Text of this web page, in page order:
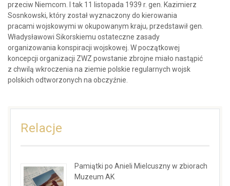
przeciw Niemcom. I tak 11 listopada 1939 r. gen. Kazimierz
Sosnkowski, który został wyznaczony do kierowania
pracami wojskowymi w okupowanym kraju, przedstawił gen.
Władysławowi Sikorskiemu ostateczne zasady
organizowania konspiracji wojskowej. W początkowej
koncepcji organizacji ZWZ powstanie zbrojne miało nastąpić
z chwilą wkroczenia na ziemie polskie regularnych wojsk
polskich odtworzonych na obczyźnie.
Relacje
Pamiątki po Anieli Mielcuszny w zbiorach
Muzeum AK